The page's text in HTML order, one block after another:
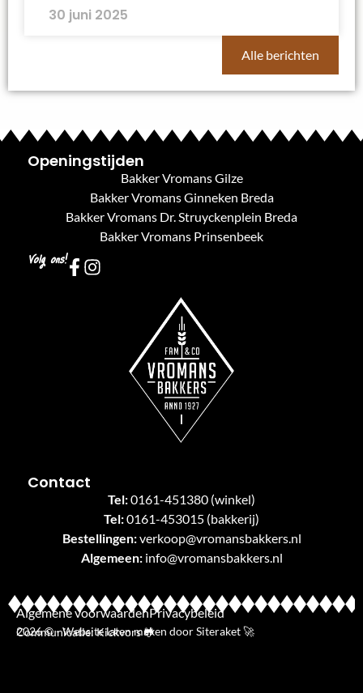
30 juni 2025
Alle berichten
Openingstijden
Bakker Vromans Gilze
Bakker Vromans Ginneken Breda
Bakker Vromans Dr. Struyckenplein Breda
Bakker Vromans Prinsenbeek
Volg ons!
Contact
Tel:0161-451380 (winkel)
Tel:0161-453015 (bakkerij)
Bestellingen:verkoop@vromansbakkers.nl
Algemeen: info@vromansbakkers.nl
Algemene voorwaardenPrivacybeleid
2026 © - Website laten maken door Siteraket 🚀
Communicatie: Kickvors 🐸